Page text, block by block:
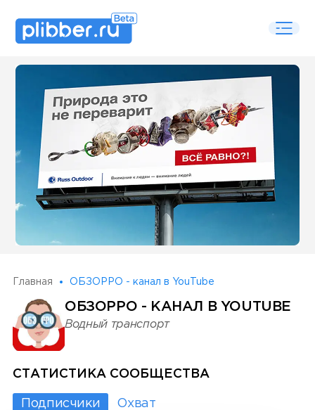
Some SEO Title
Главная ОБЗОРРО - канал в YouTube
ОБЗОРРО - КАНАЛ В YOUTUBE
Водный транспорт
СТАТИСТИКА СООБЩЕСТВА
Подписчики Охват